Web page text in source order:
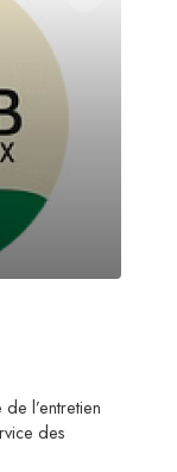
de l’entretien
des